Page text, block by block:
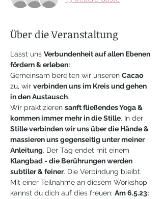
Über die Veranstaltung
Lasst uns Verbundenheit auf allen Ebenen
fördern & erleben:
Gemeinsam bereiten wir unseren Cacao
zu, wir verbinden uns im Kreis und gehen
in den Austausch.
Wir praktizieren sanft fließendes Yoga &
kommen immer mehr in die Stille. In der
Stille verbinden wir uns über die Hände &
massieren uns gegenseitig unter meiner
Anleitung. Der Tag endet mit einem
Klangbad - die Berührungen werden
subtiler & feiner. Die Verbindung bleibt.
Mit einer Teilnahme an diesem Workshop
kannst du dich auf dies freuen: Am 6.5.23: